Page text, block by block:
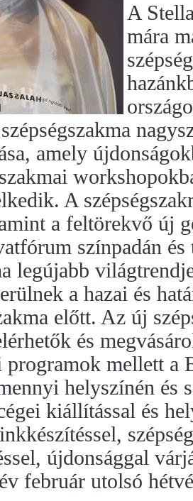
A
mára
amely
A
a feltörekvő új
színpadán és
legújabb
a hazai és
előtt. Az új
és
programok mellett a
helyszínén és
kiállítással és
újdonsággal
február utolsó